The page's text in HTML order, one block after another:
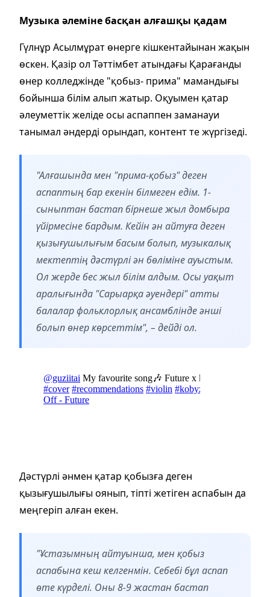
Музыка әлеміне басқан алғашқы қадам
Гүлнұр Асылмұрат өнерге кішкентайынан жақын
өскен. Қазір ол Тәттімбет атындағы Қарағанды
өнер колледжінде "қобыз- прима" мамандығы
бойынша білім алып жатыр. Оқуымен қатар
әлеуметтік желіде осы аспаппен заманауи
танымал әндерді орындап, контент те жүргізеді.
"Алғашында мен "прима-қобыз" деген
аспаптың бар екенін білмеген едім. 1-
сыныптан бастап бірнеше жыл домбыра
үйірмесіне бардым. Кейін ән айтуға деген
қызығушылығым басым болып, музыкалық
мектептің дәстүрлі ән бөліміне ауыстым.
Ол жерде бес жыл білім алдым. Осы уақыт
аралығында "Сарыарқа әуендері" атты
балалар фольклорлық ансамблінде әнші
болып өнер көрсеттім", – дейді ол.
Дәстүрлі әнмен қатар қобызға деген
қызығушылығы оянып, тіпті жетіген аспабын да
меңгеріп алған екен.
"Ұстазымның айтуынша, мен қобыз
аспабына кеш келгенмін. Себебі бұл аспап
өте күрделі. Оны 8-9 жастан бастап